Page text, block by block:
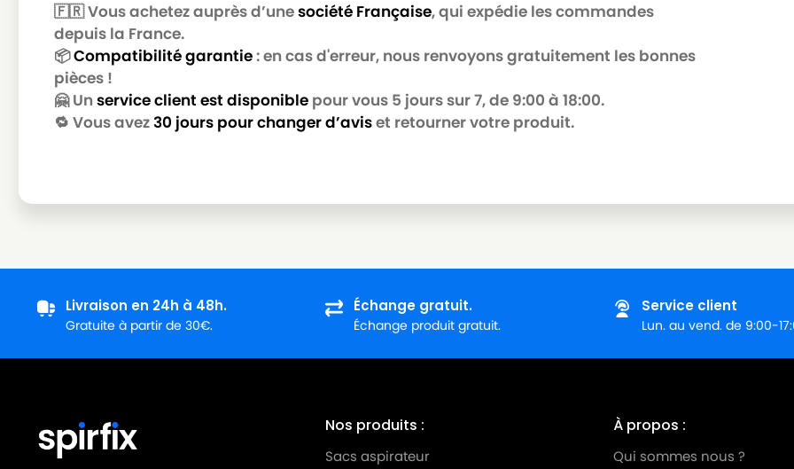
SIEMENS
SIEMENS VS06G1666
SIEMENS
SIEMENS VS06G1667
SIEMENS
SIEMENS
SIEMENS VS06G1700
SIEMENS
SIEMENS VS06G1801
SIEMENS
SIEMENS VS06G1802
SIEMENS
SIEMENS VS06G180RU
SIEMENS VS06G1812
🇫🇷 Vous achetez auprès d’unesociété Française, qui expédie les commandes
depuis la France.
📦Compatibilité garantie: en cas d'erreur, nous renvoyons gratuitement les bonnes
pièces !
🤗 Un service client est disponible pour vous 5 jours sur 7, de 9:00 à 18:00.
🔁 Vous avez30 jours pour changer d’aviset retourner votre produit.
Livraison en 24h à 48h.
Gratuite à partir de 30€.
Échange gratuit.
Échange produit gratuit.
Service client
Lun. au vend. de 9:00-
Nos produits :
Sacs aspirateur
À propos :
Qui sommes nous ?